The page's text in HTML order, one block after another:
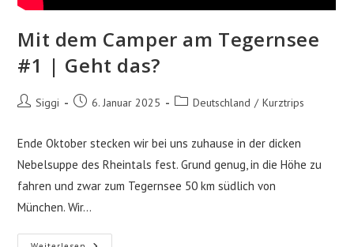
Mit dem Camper am Tegernsee
#1 | Geht das?
Beitrags-
Siggi
Beitrag6. Januar 2025
Beitrags-
Deutschland / Kurztrips
Ende Oktober stecken wir bei uns zuhause in der dicken
Nebelsuppe des Rheintals fest. Grund genug, in die Höhe zu
fahren und zwar zum Tegernsee 50 km südlich von
München. Wir…